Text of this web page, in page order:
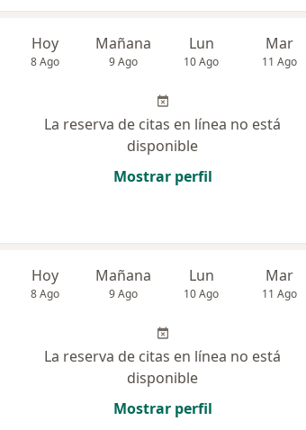
Hoy
8 Ago
Mañana
9 Ago
Lun
10 Ago
Mar
11 Ago
La reserva de citas en línea no está
disponible
Mostrar perfil
Hoy
8 Ago
Mañana
9 Ago
Lun
10 Ago
Mar
11 Ago
La reserva de citas en línea no está
disponible
Mostrar perfil